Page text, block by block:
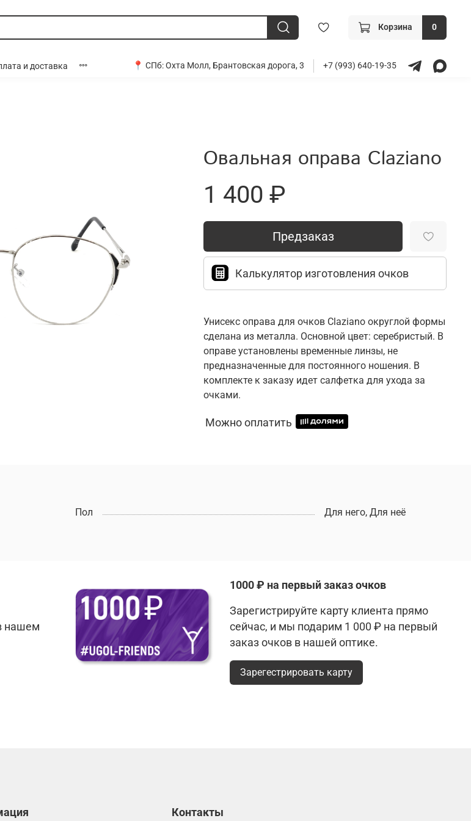
Корзина 0
и доставка 📍 СПб:Охта Молл, Брантовская дорога, 3 +7 (993) 640-19-35
Овальная оправа Claziano
1 400 ₽
Предзаказ
Калькулятор изготовления очков
Унисекс оправа для очков Claziano округлой формы
сделана из металла. Основной цвет: серебристый. В
оправе установлены временные линзы, не
предназначенные для постоянного ношения. В
комплекте к заказу идет салфетка для ухода за
очками.
Можно оплатить
Пол Для него, Для неё
нашем
1000 ₽ на первый заказ очков
Зарегистрируйте карту клиента прямо
сейчас, и мы подарим 1 000 ₽ на первый
заказ очков в нашей оптике.
Зарегестрировать карту
Контакты